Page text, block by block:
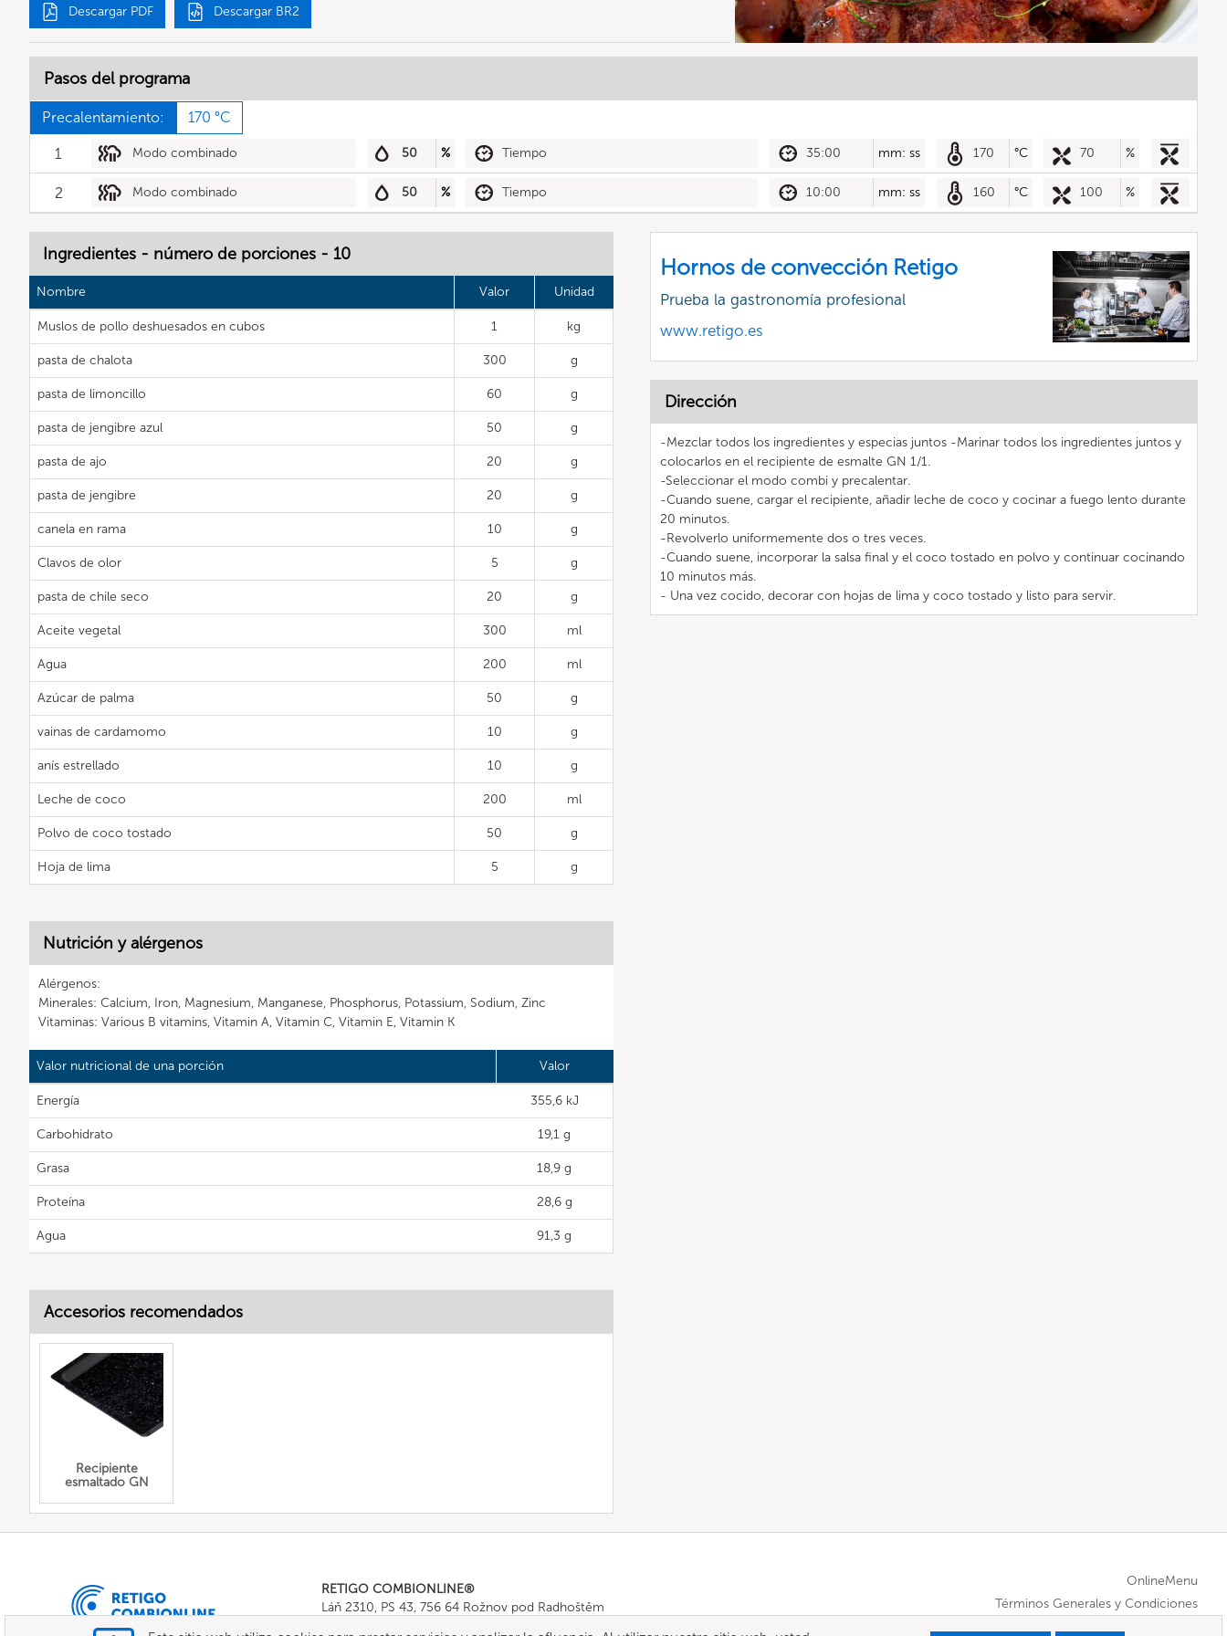
Descargar PDF Descargar BR2
Pasos del programa
Precalentamiento: 170 °C
1 Modo combinado 50 % Tiempo 35:00 mm: ss 170 °C 70 %
2 Modo combinado 50 % Tiempo 10:00 mm: ss 160 °C 100 %
Ingredientes - número de porciones - 10
Nombre Valor Unidad
Muslos de pollo deshuesados en cubos 1 kg
pasta de chalota 300 g
pasta de limoncillo 60 g
pasta de jengibre azul 50 g
pasta de ajo 20 g
pasta de jengibre 20 g
canela en rama 10 g
Clavos de olor 5 g
pasta de chile seco 20 g
Aceite vegetal 300 ml
Agua 200 ml
Azúcar de palma 50 g
vainas de cardamomo 10 g
anís estrellado 10 g
Leche de coco 200 ml
Polvo de coco tostado 50 g
Hoja de lima 5 g
Nutrición y alérgenos
Alérgenos:
Minerales: Calcium, Iron, Magnesium, Manganese, Phosphorus, Potassium, Sodium, Zinc
Vitaminas: Various B vitamins, Vitamin A, Vitamin C, Vitamin E, Vitamin K
Valor nutricional de una porción Valor
Energía 355,6 kJ
Carbohidrato 19,1 g
Grasa 18,9 g
Proteína 28,6 g
Agua 91,3 g
Hornos de convección Retigo
Prueba la gastronomía profesional
www.retigo.es
Dirección
-Mezclar todos los ingredientes y especias juntos -Marinar todos los ingredientes juntos y
colocarlos en el recipiente de esmalte GN 1/1.
-Seleccionar el modo combi y precalentar.
-Cuando suene, cargar el recipiente, añadir leche de coco y cocinar a fuego lento durante
20 minutos.
-Revolverlo uniformemente dos o tres veces.
-Cuando suene, incorporar la salsa final y el coco tostado en polvo y continuar cocinando
10 minutos más.
- Una vez cocido, decorar con hojas de lima y coco tostado y listo para servir.
Accesorios recomendados
Recipiente
esmaltado GN
RETIGO COMBIONLINE®
Láň 2310, PS 43, 756 64 Rožnov pod Radhoštěm
OnlineMenu
Términos Generales y Condiciones